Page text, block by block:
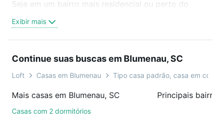
Seja em um bairro mais residencial ou perto do
oferta ideal de Casas à venda em Blumenau, SC
para conquistar seu sonho. Agende uma visita
compromisso e você ainda conta com mais de 46
mil corretores e imobiliárias te ajudando na compra,
Como escolher um imóvel?
Exibir mais
Continue suas buscas em Blumenau, SC
Loft Casas em Blumenau Tipo casa padrão, casa em
Mais casas em Blumenau, SC
Casas com 2 dormitórios